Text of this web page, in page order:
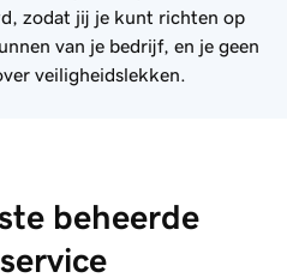
zodat jij je kunt richten op
van je bedrijf, en je geen
veiligheidslekken.
beheerde